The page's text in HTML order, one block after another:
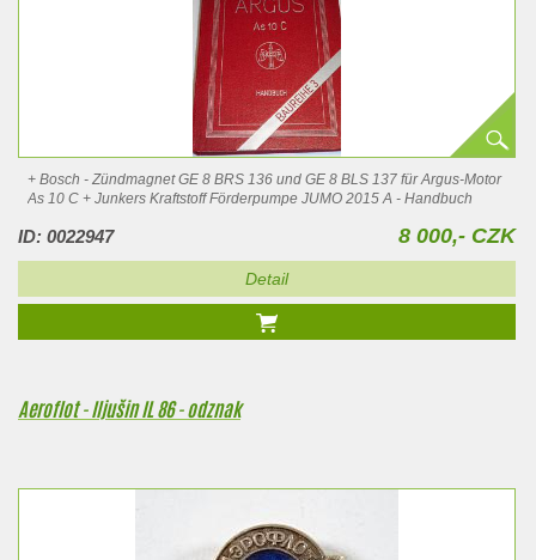
+ Bosch - Zündmagnet GE 8 BRS 136 und GE 8 BLS 137 für Argus-Motor
As 10 C + Junkers Kraftstoff Förderpumpe JUMO 2015 A - Handbuch
ID: 0022947 8 000,- CZK
Detail
Aeroflot - Iljušin IL 86 - odznak